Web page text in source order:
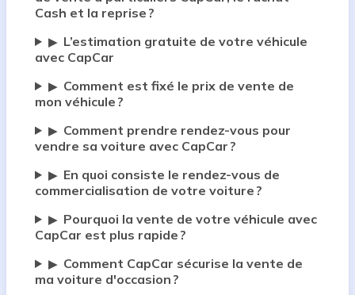
Cash et la reprise ?
▶ L’estimation gratuite de votre véhicule
avec CapCar
▶ Comment est fixé le prix de vente de
mon véhicule ?
▶ Comment prendre rendez-vous pour
vendre sa voiture avec CapCar ?
▶ En quoi consiste le rendez-vous de
commercialisation de votre voiture ?
▶ Pourquoi la vente de votre véhicule avec
CapCar est plus rapide ?
▶ Comment CapCar sécurise la vente de
ma voiture d'occasion ?